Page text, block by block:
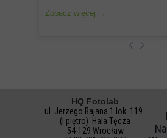
Zobacz więcej →
HQ Fotolab
ul. Jerzego Bajana 1 lok. 119
(I piętro) Hala Tęcza
54-129 Wrocław